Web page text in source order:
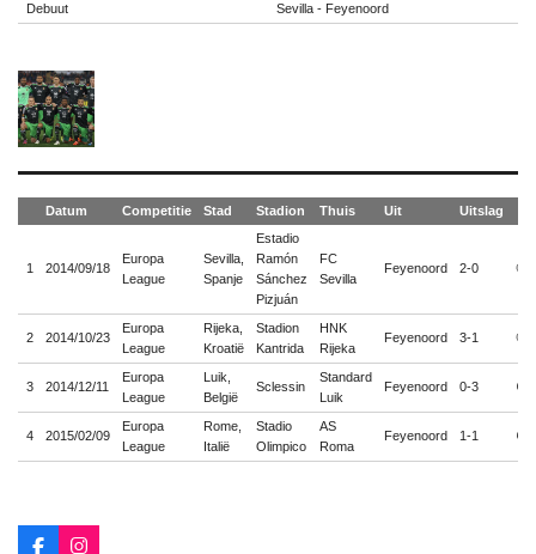
Debuut
Sevilla - Feyenoord
Datum Competitie Stad Stadion Thuis Uit Uitslag
1 2014/09/18
Europa
League
Sevilla,
Spanje
Estadio
Ramón
Sánchez
Pizjuán
FC
Sevilla
Feyenoord 2-0 🔴
2 2014/10/23
Europa
League
Rijeka,
Kroatië
Stadion
Kantrida
HNK
Rijeka
Feyenoord 3-1 🔴
3 2014/12/11
Europa
League
Luik,
België
Sclessin
Standard
Luik
Feyenoord 0-3 🟢
4 2015/02/09
Europa
League
Rome,
Italië
Stadio
Olimpico
AS
Roma
Feyenoord 1-1 🟡